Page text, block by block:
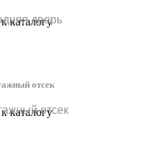
дверь
отсек
отсек